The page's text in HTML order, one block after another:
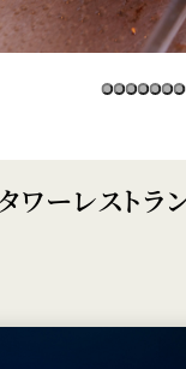
ミルクホール
ワーレスト